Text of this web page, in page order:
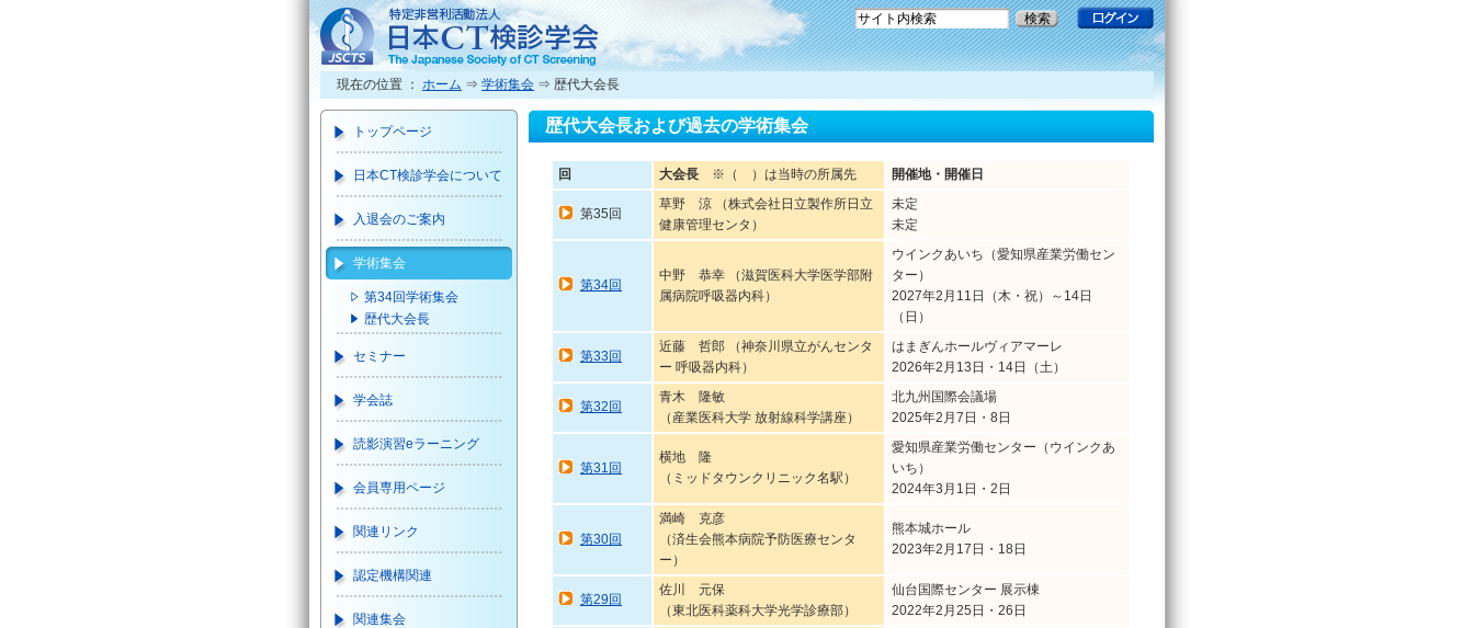
現在の位置 ： ホーム ⇒ 学術集会 ⇒ 歴代大会長
トップページ
日本CT検診学会について
入退会のご案内
学術集会
第34回学術集会
歴代大会長
セミナー
学会誌
読影演習eラーニング
会員専用ページ
関連リンク
認定機構関連
関連集会
歴代大会長および過去の学術集会
回 大会長 ※（ ）は当時の所属先 開催地・開催日
第35回
草野 涼 （株式会社日立製作所日立
健康管理センタ）
未定
未定
第34回
中野 恭幸 （滋賀医科大学医学部附
属病院呼吸器内科）
ウインクあいち（愛知県産業労働セン
ター）
2027年2月11日（木・祝）～14日
（日）
第33回
近藤 哲郎 （神奈川県立がんセンタ
ー 呼吸器内科）
はまぎんホールヴィアマーレ
2026年2月13日・14日（土）
第32回
青木 隆敏
（産業医科大学 放射線科学講座）
北九州国際会議場
2025年2月7日・8日
第31回
横地 隆
（ミッドタウンクリニック名駅）
愛知県産業労働センター（ウインクあ
いち）
2024年3月1日・2日
第30回
満崎 克彦
（済生会熊本病院予防医療センタ
ー）
熊本城ホール
2023年2月17日・18日
第29回
佐川 元保
（東北医科薬科大学光学診療部）
仙台国際センター 展示棟
2022年2月25日・26日